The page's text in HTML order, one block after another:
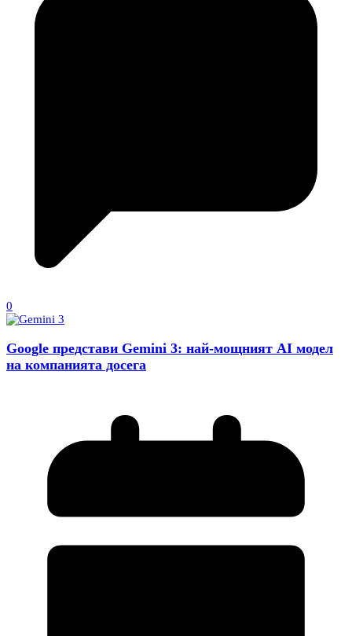
0
Google представи Gemini 3: най-мощният AI модел
на компанията досега